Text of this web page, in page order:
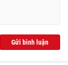
Gửi bình luận